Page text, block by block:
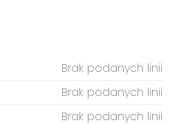
Brak podanych linii
Brak podanych linii
Brak podanych linii